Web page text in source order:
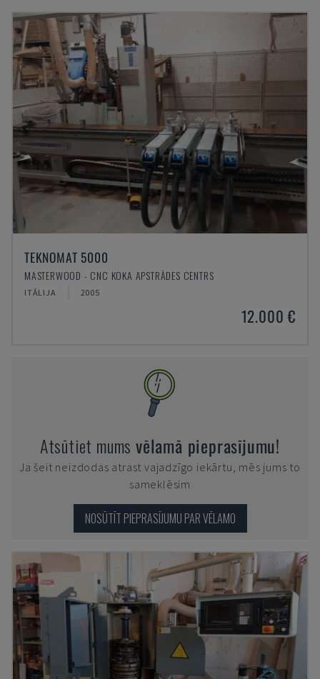
TEKNOMAT 5000
MASTERWOOD - CNC KOKA APSTRĀDES CENTRS
ITĀLIJA 2005
12.000 €
Atsūtiet mumsvēlamā pieprasījumu!
Ja šeit neizdodas atrast vajadzīgo iekārtu, mēs jums to
sameklēsim
NOSŪTĪT PIEPRASĪJUMU PAR VĒLAMO